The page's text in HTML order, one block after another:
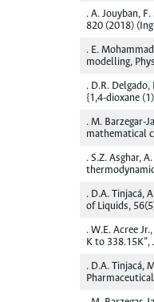
. A. Jouyban,
820 (2018)
. E.
modelling,
. D.R.
{1,4-dioxane
. M. Barzegar-
mathematical
. S.Z. Asghar,
. D.A. Tinjacá,
of Liquids,
. W.E. Acree
K to
. D.A. Tinjacá,